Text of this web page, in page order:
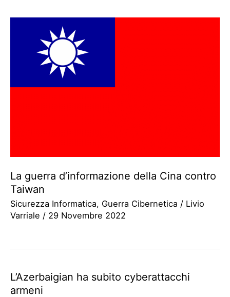
La guerra d’informazione della Cina contro
Taiwan
Sicurezza Informatica, Guerra Cibernetica / Livio
Varriale / 29 Novembre 2022
L’Azerbaigian ha subito cyberattacchi
armeni